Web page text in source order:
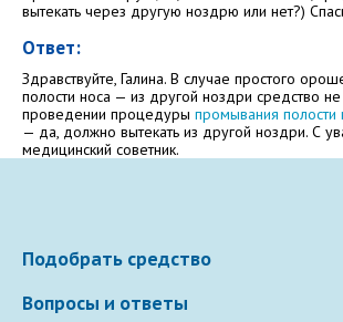
Электронная почта
вытекать через другую ноздрю или нет?)
Ответ:
Здравствуйте, Галина. В случае простого
полости носа — из другой ноздри средство
проведении процедуры промывания полости
— да, должно вытекать из другой ноздри. С
медицинский советник.
Подобрать средство
Вопросы и ответы